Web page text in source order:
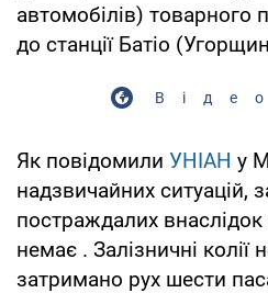
автомобілів) товарного
до станції Батіо
Як повідомили УНІАН у
надзвичайних ситуацій,
постраждалих внаслідок
немає . Залізничні
затримано рух шести